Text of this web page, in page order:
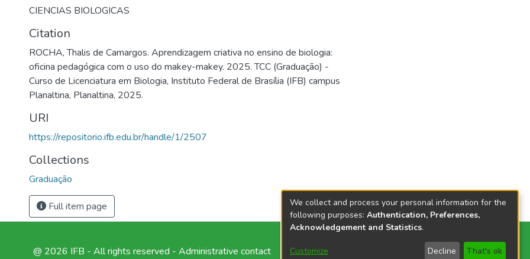
CIENCIAS BIOLOGICAS
Citation
ROCHA, Thalis de Camargos. Aprendizagem criativa no ensino de biologia:
oficina pedagógica com o uso do makey-makey. 2025. TCC (Graduação) -
Curso de Licenciatura em Biologia, Instituto Federal de Brasília (IFB) campus
Planaltina, Planaltina, 2025.
URI
https://repositorio.ifb.edu.br/handle/1/2507
Collections
Graduação
Full item page
@ 2026 IFB - All rights reserved - Administrative contact
We collect and process your personal information for the
following purposes: Authentication, Preferences,
Acknowledgement and Statistics.
Customize Decline That's ok